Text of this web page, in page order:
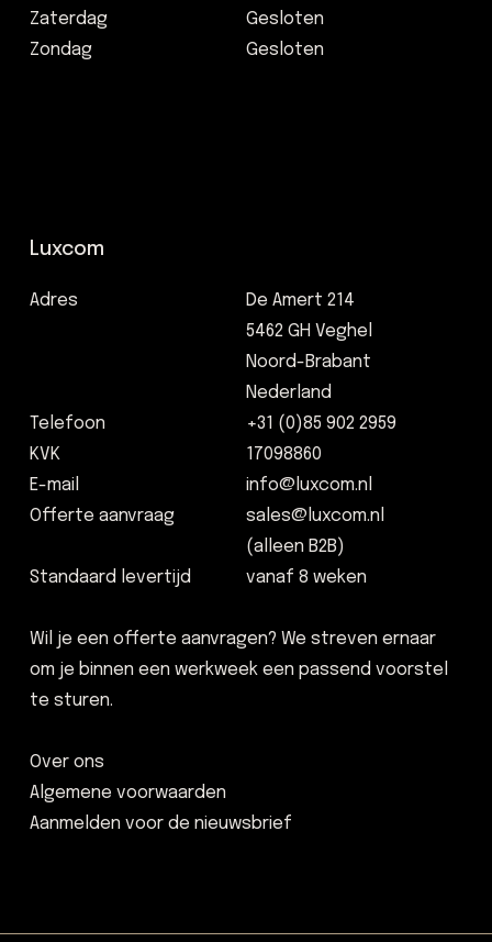
Zaterdag
Zondag
Gesloten
Gesloten
Luxcom
Adres
Telefoon
KVK
E-mail
Offerte aanvraag
Standaard levertijd
De Amert 214
5462 GH Veghel
Noord-Brabant
Nederland
+31 (0)85 902 2959
17098860
info@luxcom.nl
sales@luxcom.nl
(alleen B2B)
vanaf 8 weken
Wil je een offerte aanvragen? We streven ernaar
om je binnen een werkweek een passend voorstel
te sturen.
Over ons
Algemene voorwaarden
Aanmelden voor de nieuwsbrief